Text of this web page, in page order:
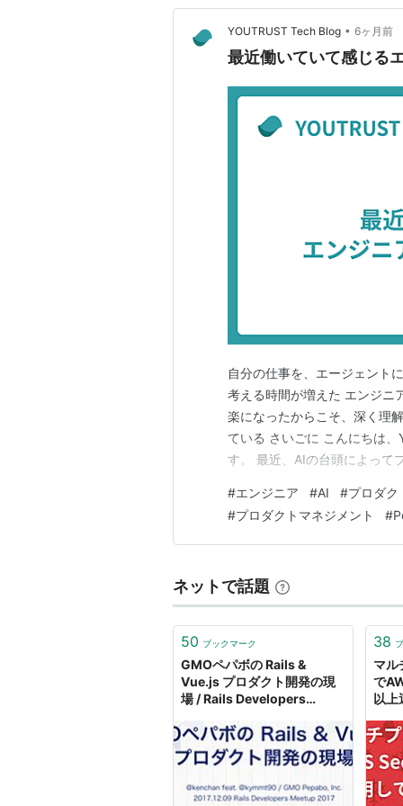
YOUTRUST Tech Blog • 6ヶ月前
最近働いていて感じる
自分の仕事を、エージェント
考える時間が増えた エンジニ
楽になったからこそ、深く理
ている さいごに こんにちは
す。 最近、AIの台頭によって
っている印象があります。 ツ
な変化ではなく、エンジニア…
#エンジニア #AI #プロダク
#プロダクトマネジメント #
ネットで話題
50 ブックマーク
GMOペパボの Rails &
Vue.js プロダクト開発の現
場 / Rails Developers
Deck
38
マル
で
以上